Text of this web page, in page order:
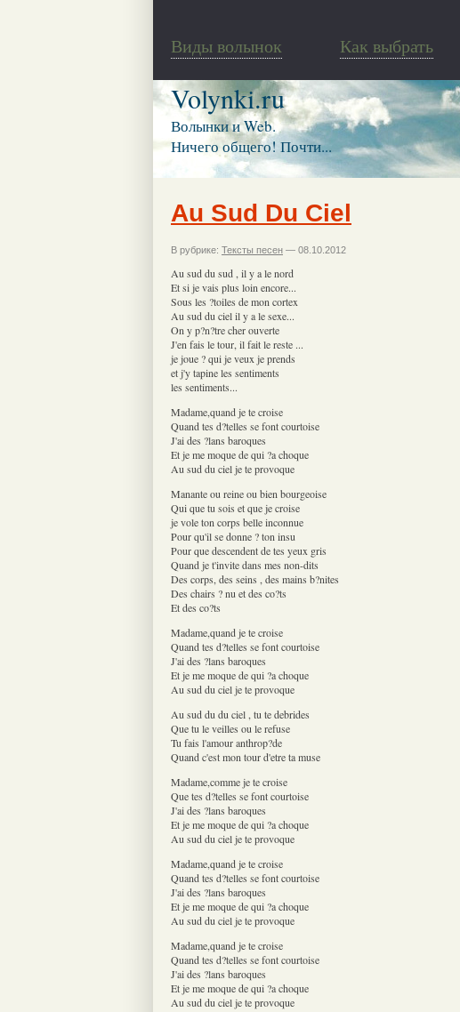
Виды волынок Как выбрать
Volynki.ru
Волынки и Web.
Ничего общего! Почти...
Au Sud Du Ciel
В рубрике: Тексты песен — 08.10.2012
Au sud du sud , il y a le nord
Et si je vais plus loin encore...
Sous les ?toiles de mon cortex
Au sud du ciel il y a le sexe...
On y p?n?tre cher ouverte
J'en fais le tour, il fait le reste ...
je joue ? qui je veux je prends
et j'y tapine les sentiments
les sentiments...
Madame,quand je te croise
Quand tes d?telles se font courtoise
J'ai des ?lans baroques
Et je me moque de qui ?a choque
Au sud du ciel je te provoque
Manante ou reine ou bien bourgeoise
Qui que tu sois et que je croise
je vole ton corps belle inconnue
Pour qu'il se donne ? ton insu
Pour que descendent de tes yeux gris
Quand je t'invite dans mes non-dits
Des corps, des seins , des mains b?nites
Des chairs ? nu et des co?ts
Et des co?ts
Madame,quand je te croise
Quand tes d?telles se font courtoise
J'ai des ?lans baroques
Et je me moque de qui ?a choque
Au sud du ciel je te provoque
Au sud du du ciel , tu te debrides
Que tu le veilles ou le refuse
Tu fais l'amour anthrop?de
Quand c'est mon tour d'etre ta muse
Madame,comme je te croise
Que tes d?telles se font courtoise
J'ai des ?lans baroques
Et je me moque de qui ?a choque
Au sud du ciel je te provoque
Madame,quand je te croise
Quand tes d?telles se font courtoise
J'ai des ?lans baroques
Et je me moque de qui ?a choque
Au sud du ciel je te provoque
Madame,quand je te croise
Quand tes d?telles se font courtoise
J'ai des ?lans baroques
Et je me moque de qui ?a choque
Au sud du ciel je te provoque